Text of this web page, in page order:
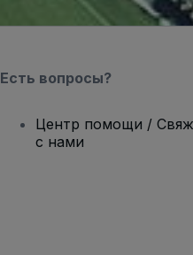
Есть вопросы?
Центр помощи /
с нами